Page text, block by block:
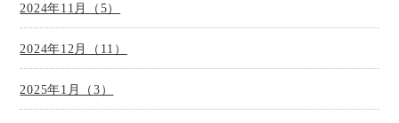
2024年11月（5）
2024年12月（11）
2025年1月（3）